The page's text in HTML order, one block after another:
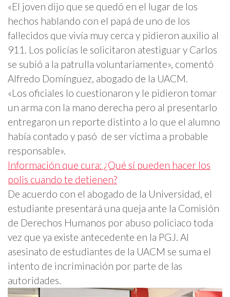
«El joven dijo que se quedó en el lugar de los
hechos hablando con el papá de uno de los
fallecidos que vivía muy cerca y pidieron auxilio al
911. Los policías le solicitaron atestiguar y Carlos
se subió a la patrulla voluntariamente», comentó
Alfredo Domínguez, abogado de la UACM.
«Los oficiales lo cuestionaron y le pidieron tomar
un arma con la mano derecha pero al presentarlo
entregaron un reporte distinto a lo que el alumno
había contado y pasó de ser víctima a probable
responsable».
Información que cura: ¿Qué sí pueden hacer los
polis cuando te detienen?
De acuerdo con el abogado de la Universidad, el
estudiante presentará una queja ante la Comisión
de Derechos Humanos por abuso policiaco toda
vez que ya existe antecedente en la PGJ. Al
asesinato de estudiantes de la UACM se suma el
intento de incriminación por parte de las
autoridades.